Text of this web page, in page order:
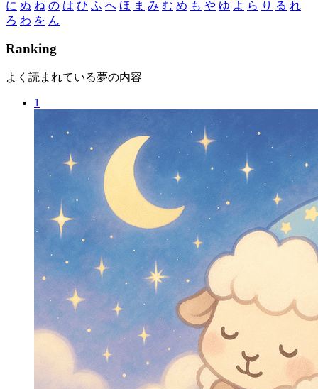
に ぬ ね の は ひ ふ へ ほ ま み む め も や ゆ よ ら り る れ
ろ わ を ん
Ranking
よく読まれている夢の内容
1